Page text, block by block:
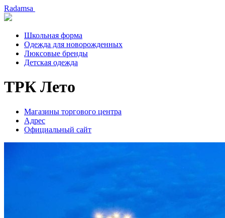
Radamsa
Школьная форма
Одежда для новорожденных
Люксовые бренды
Детская одежда
ТРК Лето
Магазины торгового центра
Адрес
Официальный сайт